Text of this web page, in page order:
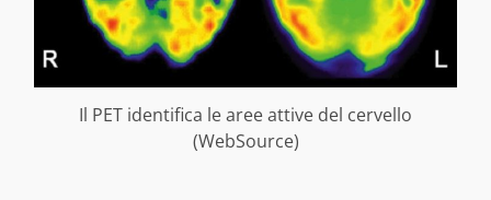
Il PET identifica le aree attive del cervello
(WebSource)